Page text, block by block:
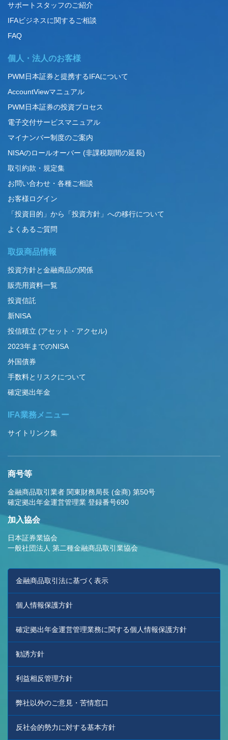
サポートスタッフのご紹介
IFAビジネスに関するご相談
FAQ
個人・法人のお客様
PWM日本証券と提携するIFAについて
AccountViewマニュアル
PWM日本証券の投資プロセス
電子交付サービスマニュアル
マイナンバー制度のご案内
NISAのロールオーバー (非課税期間の延長)
取引約款・規定集
お問い合わせ・各種ご相談
お客様ログイン
「投資目的」から「投資方針」への移行について
よくあるご質問
取扱商品情報
投資方針と金融商品の関係
販売用資料一覧
投資信託
新NISA
投信積立 (アセット・アクセル)
2023年までのNISA
外国債券
手数料とリスクについて
確定拠出年金
IFA業務メニュー
サイトリンク集
商号等
金融商品取引業者 関東財務局長 (金商) 第50号
確定拠出年金運営管理業 登録番号690
加入協会
日本証券業協会
一般社団法人 第二種金融商品取引業協会
金融商品取引法に基づく表示
個人情報保護方針
確定拠出年金運営管理業務に関する個人情報保護方針
勧誘方針
利益相反管理方針
弊社以外のご意見・苦情窓口
反社会的勢力に対する基本方針